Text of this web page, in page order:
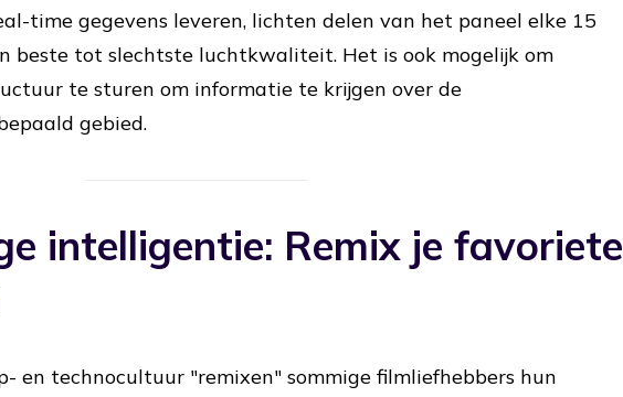
time gegevens leveren, lichten delen van het paneel elke 15
beste tot slechtste luchtkwaliteit. Het is ook mogelijk om
te sturen om informatie te krijgen over de
gebied.
intelligentie: Remix je favoriete
en technocultuur "remixen" sommige filmliefhebbers hun